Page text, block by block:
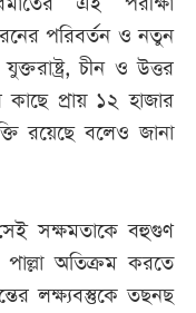
পরিবর্তন ও নতুন
চীন ও উত্তর
প্রায় ১২ হাজার
রয়েছে বলেও জানা
সক্ষমতাকে বহুগুণ
পাল্লা অতিক্রম করতে
লক্ষ্যবস্তুকে তছনছ